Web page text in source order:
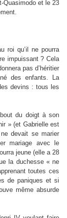
Quasimodo et le 23
roi qu’il ne pourra
impuissant ? Cela
pas d’héritier
des enfants. La
devins : tous les
du doigt à son
» (et Gabrielle est
devait se marier
mariage avec le
jeune (elle a 28
la duchesse « ne
toutes ces
de paniques et si
même absurde